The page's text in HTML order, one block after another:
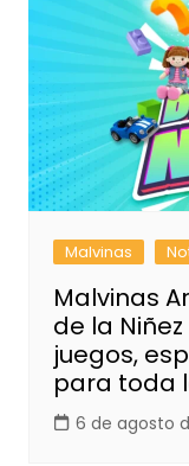
Malvinas
Malvinas
de la
juegos,
para toda
6 de agosto